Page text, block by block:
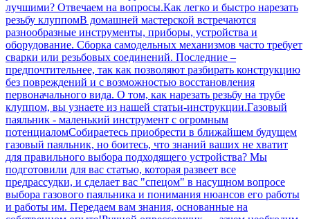
лучшими? Отвечаем на вопросы.Как легко и быстро нарезать
резьбу клуппомВ домашней мастерской встречаются
разнообразные инструменты, приборы, устройства и
оборудование. Сборка самодельных механизмов часто требует
сварки или резьбовых соединений. Последние –
предпочтительнее, так как позволяют разбирать конструкцию
без повреждений и с возможностью восстановления
первоначального вида. О том, как нарезать резьбу на трубе
клуппом, вы узнаете из нашей статьи-инструкции.Газовый
паяльник - маленький инструмент с огромным
потенциаломСобираетесь приобрести в ближайшем будущем
газовый паяльник, но боитесь, что знаний ваших не хватит
для правильного выбора подходящего устройства? Мы
подготовили для вас статью, которая развеет все
предрассудки, и сделает вас "спецом" в насущном вопросе
выбора газового паяльника и понимания нюансов его работы
и работы им. Передаем вам знания, основанные на